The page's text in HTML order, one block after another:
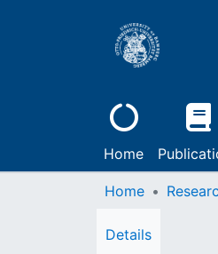
Home
Home
Details